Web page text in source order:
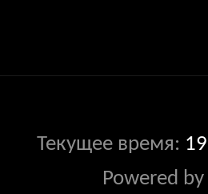
Текущее время:
Powered by